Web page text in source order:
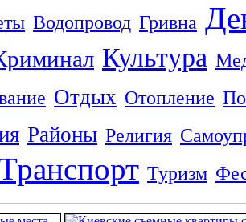
Водопровод Гривна
Культура
Отдых Отопление
Районы Религия
Туризм